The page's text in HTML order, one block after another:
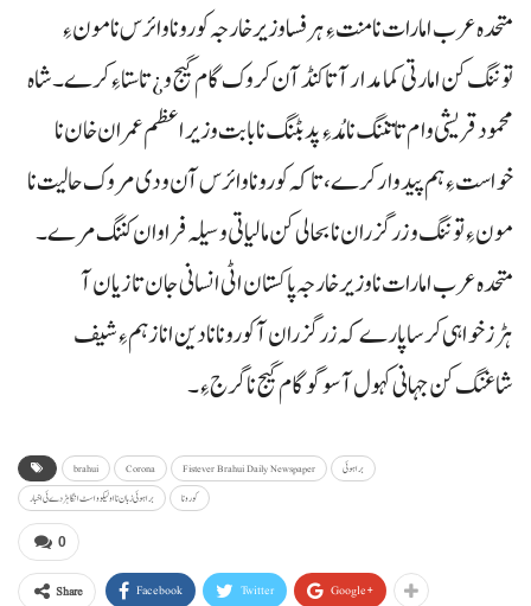
متحدہ عرب امارات نا منت ءِ ہرفسا وزیر خارجہ کورونا وائرس نا مون ءِ
توننگ کن امارتی کمامدار آتا کنڈ آن کروک گام گیج و ¿تا ستا ءِ کرے۔ شاہ
محمود قریشی وام تا تننگ نا مُد ءِ پد بٹنگ نا بابت وزیر اعظم عمران خان نا
خواست ءِ ہم پیدوار کرے، تاکہ کورونا وائرس آن ودی مروک حالیت نا
مون ءِ توننگ و زرگزران نا بحالی کن مالیاتی وسیلہ فراوان کننگ مرے۔
متحدہ عرب امارات نا وزیر خارجہ پاکستان اٹی انسانی جان تا زیان آ
ہڑزخواہی کرسا پارے کہ زرگزران آ کورونا نا دین انا زہم ءِ شیف
شاغنگ کن جہانی کہول آ سوگو گام گیج نا گرج ءِ۔
brahui Corona Fistever Brahui Daily Newspaper
براہوئی
براہوئی زبان نا اولیکو و اسٹ انگا ہڑدے ئی اخبار
کورونا
0
Share Facebook Twitter Google+